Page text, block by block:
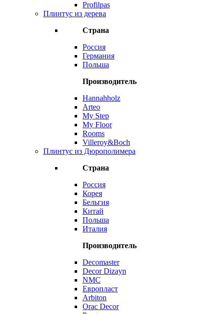
Profilpas
Плинтус из дерева
Страна
Россия
Германия
Польша
Производитель
Hannahholz
Arteo
My Step
My Floor
Rooms
Villeroy&Boch
Плинтус из Дюрополимера
Страна
Россия
Корея
Бельгия
Китай
Польша
Италия
Производитель
Decomaster
Decor Dizayn
NMC
Европласт
Arbiton
Orac Decor